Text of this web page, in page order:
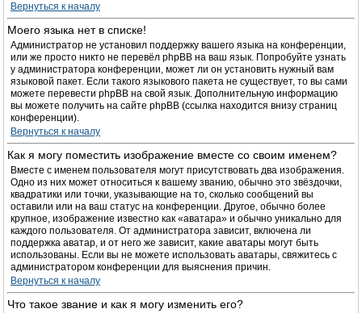
Вернуться к началу
Моего языка нет в списке!
Администратор не установил поддержку вашего языка на конференции,
или же просто никто не перевёл phpBB на ваш язык. Попробуйте узнать
у администратора конференции, может ли он установить нужный вам
языковой пакет. Если такого языкового пакета не существует, то вы сами
можете перевести phpBB на свой язык. Дополнительную информацию
вы можете получить на сайте phpBB (ссылка находится внизу страниц
конференции).
Вернуться к началу
Как я могу поместить изображение вместе со своим именем?
Вместе с именем пользователя могут присутствовать два изображения.
Одно из них может относиться к вашему званию, обычно это звёздочки,
квадратики или точки, указывающие на то, сколько сообщений вы
оставили или на ваш статус на конференции. Другое, обычно более
крупное, изображение известно как «аватара» и обычно уникально для
каждого пользователя. От администратора зависит, включена ли
поддержка аватар, и от него же зависит, какие аватары могут быть
использованы. Если вы не можете использовать аватары, свяжитесь с
администратором конференции для выяснения причин.
Вернуться к началу
Что такое звание и как я могу изменить его?